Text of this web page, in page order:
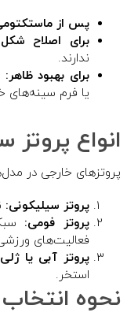
پس از
برای اصلاح
ندارند.
برای بهبود ظاهر:
یا فرم سینه‌های
انواع پروتز
پروتزهای خارجی در
پروتز سیلیکونی:
پروتز فومی:
فعالیت‌های
پروتز آبی یا
استخر.
نحوه